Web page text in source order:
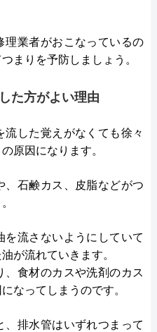
理業者がおこなっているの
まりを予防しましょう。
た方がよい理由
した覚えがなくても徐々
原因になります。
、石鹸カス、皮脂などがつ
を流さないようにしていて
が流れていきます。
食材のカスや洗剤のカス
なってしまうのです。
、排水管はいずれつまって